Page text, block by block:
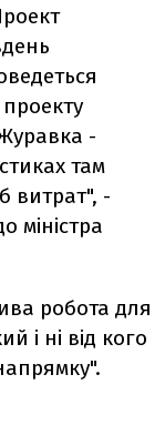
-
там
витрат", -
міністра
робота для
і ні від кого